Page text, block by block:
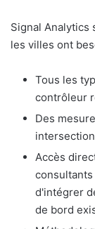
Signal Analytics
les villes ont
Tous les
contrôleur
Des
Accès
d'intégrer
de bord